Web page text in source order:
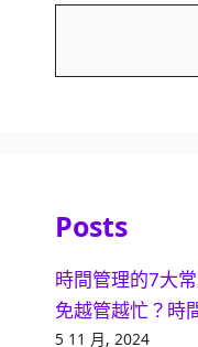
Posts
時間管理的7大
免越管越忙？時
5 11 月, 2024